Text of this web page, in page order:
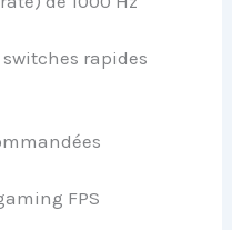
rapides
FPS